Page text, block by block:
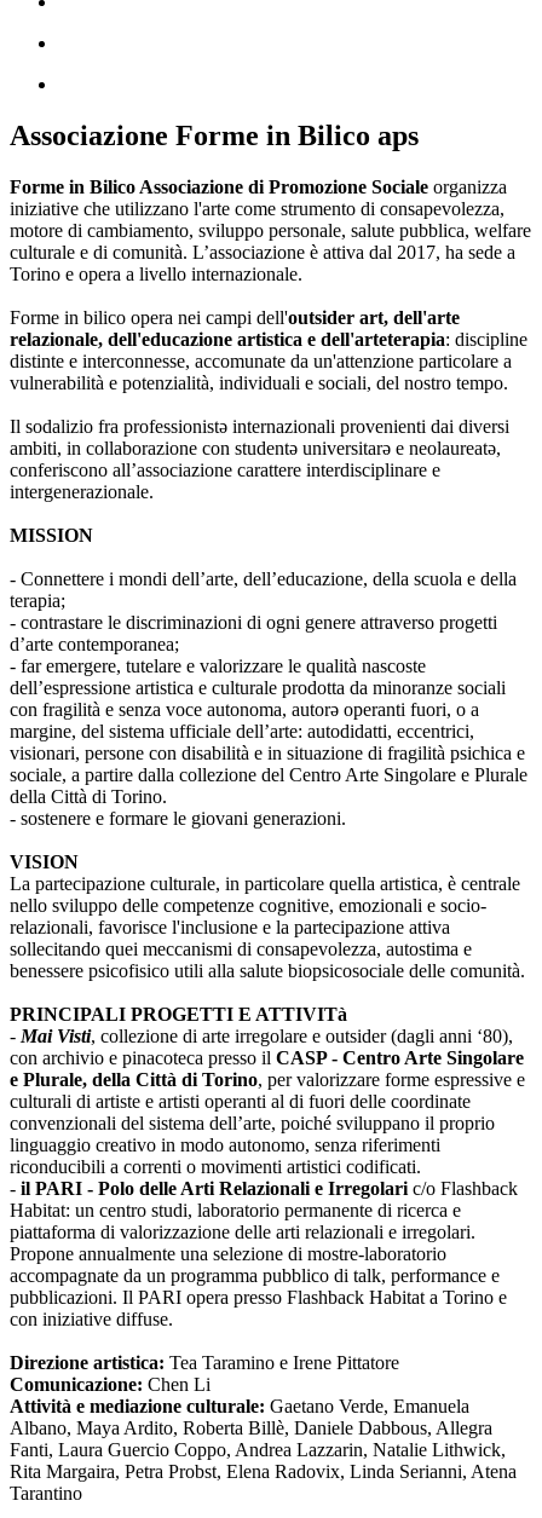
Associazione Forme in Bilico aps
Forme in Bilico Associazione di Promozione Sociale organizza
iniziative che utilizzano l'arte come strumento di consapevolezza,
motore di cambiamento, sviluppo personale, salute pubblica, welfare
culturale e di comunità. L’associazione è attiva dal 2017, ha sede a
Torino e opera a livello internazionale.
Forme in bilico opera nei campi dell'outsider art, dell'arte
relazionale, dell'educazione artistica e dell'arteterapia: discipline
distinte e interconnesse, accomunate da un'attenzione particolare a
vulnerabilità e potenzialità, individuali e sociali, del nostro tempo.
Il sodalizio fra professionistə internazionali provenienti dai diversi
ambiti, in collaborazione con studentə universitarə e neolaureatə,
conferiscono all’associazione carattere interdisciplinare e
intergenerazionale.
MISSION
- Connettere i mondi dell’arte, dell’educazione, della scuola e della
terapia;
- contrastare le discriminazioni di ogni genere attraverso progetti
d’arte contemporanea;
- far emergere, tutelare e valorizzare le qualità nascoste
dell’espressione artistica e culturale prodotta da minoranze sociali
con fragilità e senza voce autonoma, autorə operanti fuori, o a
margine, del sistema ufficiale dell’arte: autodidatti, eccentrici,
visionari, persone con disabilità e in situazione di fragilità psichica e
sociale, a partire dalla collezione del Centro Arte Singolare e Plurale
della Città di Torino.
- sostenere e formare le giovani generazioni.
VISION
La partecipazione culturale, in particolare quella artistica, è centrale
nello sviluppo delle competenze cognitive, emozionali e socio-
relazionali, favorisce l'inclusione e la partecipazione attiva
sollecitando quei meccanismi di consapevolezza, autostima e
benessere psicofisico utili alla salute biopsicosociale delle comunità.
PRINCIPALI PROGETTI E ATTIVITà
- Mai Visti, collezione di arte irregolare e outsider (dagli anni ‘80),
con archivio e pinacoteca presso il CASP - Centro Arte Singolare
e Plurale, della Città di Torino, per valorizzare forme espressive e
culturali di artiste e artisti operanti al di fuori delle coordinate
convenzionali del sistema dell’arte, poiché sviluppano il proprio
linguaggio creativo in modo autonomo, senza riferimenti
riconducibili a correnti o movimenti artistici codificati.
- il PARI - Polo delle Arti Relazionali e Irregolari c/o Flashback
Habitat: un centro studi, laboratorio permanente di ricerca e
piattaforma di valorizzazione delle arti relazionali e irregolari.
Propone annualmente una selezione di mostre-laboratorio
accompagnate da un programma pubblico di talk, performance e
pubblicazioni. Il PARI opera presso Flashback Habitat a Torino e
con iniziative diffuse.
Direzione artistica: Tea Taramino e Irene Pittatore
Comunicazione: Chen Li
Attività e mediazione culturale: Gaetano Verde, Emanuela
Albano, Maya Ardito, Roberta Billè, Daniele Dabbous, Allegra
Fanti, Laura Guercio Coppo, Andrea Lazzarin, Natalie Lithwick,
Rita Margaira, Petra Probst, Elena Radovix, Linda Serianni, Atena
Tarantino